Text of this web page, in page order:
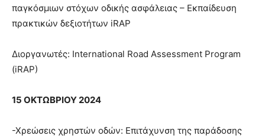
παγκόσμιων στόχων οδικής ασφάλειας – Εκπαίδευση
πρακτικών δεξιοτήτων iRAP
Διοργανωτές: International Road Assessment Program
(iRAP)
15 ΟΚΤΩΒΡΙΟΥ 2024
-Χρεώσεις χρηστών οδών: Επιτάχυνση της παράδοσης